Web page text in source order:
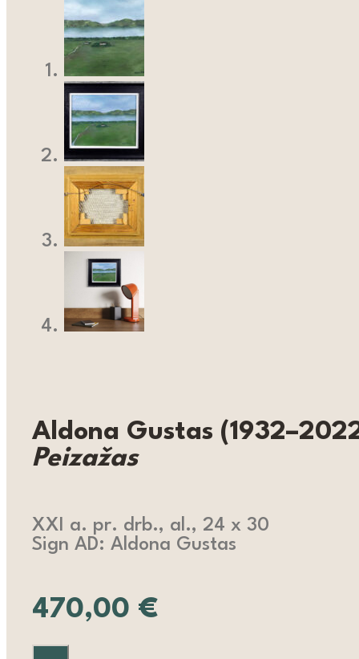
Aldona Gustas
Peizažas
XXI a. pr. drb., al., 24 x 30
Sign AD: Aldona Gustas
470,00 €